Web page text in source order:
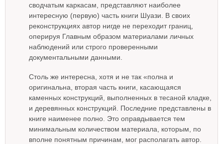
сводчатым каркасам, представляют наиболее
интересную (первую) часть книги Шуази. В своих
реконструкциях автор нигде не переходит границ,
оперируя Главным образом материалами личных
наблюдений или строго проверенными
документальными данными.
Столь же интересна, хотя и не так «полна и
оригинальна, вторая часть книги, касающаяся
каменных конструкций, выполненных в тесаной кладке,
и деревянных конструкций. Последние представлены в
книге наименее полно. Это оправдывается тем
минимальным количеством материала, которым, по
вполне понятным причинам, мог располагать автор.